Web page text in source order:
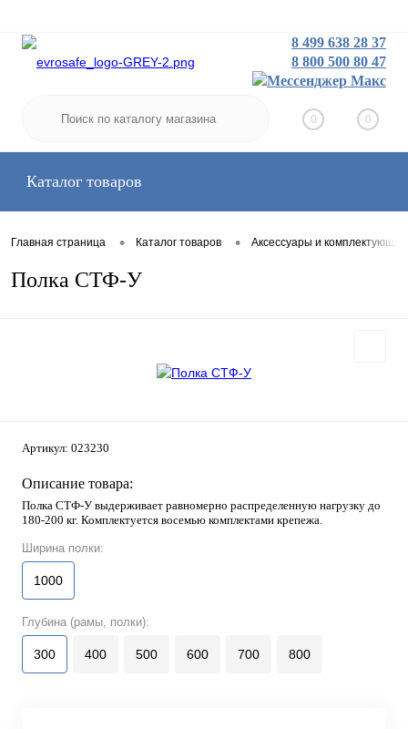
Заказать звонок
8 499 638 28 37
8 800 500 80 47
0 0
Каталог товаров
Главная страница • Каталог товаров • Аксессуары и комплектующие
Полка СТФ-У
Артикул: 023230
Описание товара:
Полка СТФ-У выдерживает равномерно распределенную нагрузку до
180-200 кг. Комплектуется восемью комплектами крепежа.
Ширина полки:
1000
Глубина (рамы, полки):
300 400 500 600 700 800